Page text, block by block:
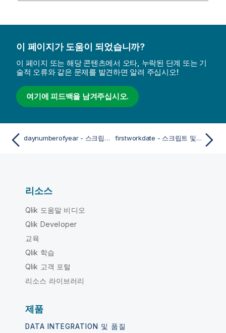
이 페이지가 도움이 되었습니까?
이 페이지 또는 해당 콘텐츠에서 오타, 누락된 단계 또는 기
술적 오류와 같은 문제를 발견하면 알려 주십시오!
여기에 피드백을 남겨주십시오.
daynumberofyear - 스크립트 및 차트 함수 firstworkdate - 스크립트 및 차트 함수
리소스
Qlik 도움말 비디오
Qlik Developer
교육
Qlik 학습
Qlik 고객 포털
리소스 라이브러리
제품
DATA INTEGRATION 및 품질